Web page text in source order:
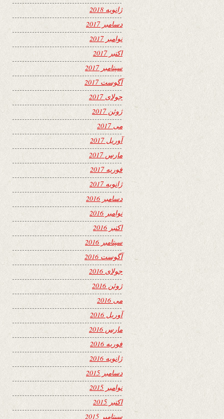
ژانویه 2018
دسامبر 2017
نوامبر 2017
اکتبر 2017
سپتامبر 2017
آگوست 2017
جولای 2017
ژوئن 2017
می 2017
آوریل 2017
مارس 2017
فوریه 2017
ژانویه 2017
دسامبر 2016
نوامبر 2016
اکتبر 2016
سپتامبر 2016
آگوست 2016
جولای 2016
ژوئن 2016
می 2016
آوریل 2016
مارس 2016
فوریه 2016
ژانویه 2016
دسامبر 2015
نوامبر 2015
اکتبر 2015
سپتامبر 2015